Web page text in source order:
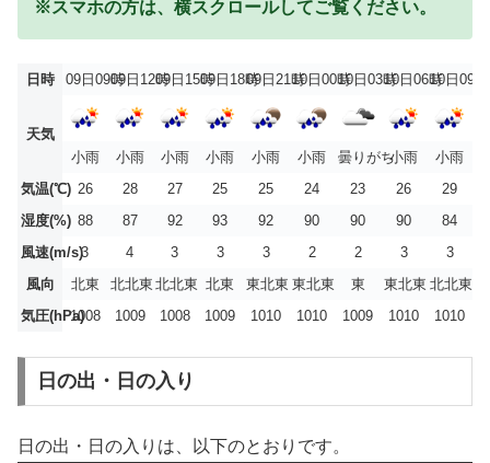
※スマホの方は、横スクロールしてご覧ください。
日時 09日09時09日12時09日15時09日18時09日21時10日00時10日03時10日06時10日09時
天気
小雨
小雨 小雨 小雨 小雨 小雨 曇りがち小雨
小雨
気温(℃) 26 28 27 25 25 24 23 26
29
湿度(%) 88 87 92 93 92 90 90 90
84
風速(m/s)3 4 3 3 3 2 2 3
3
風向
北東 北北東 北北東 北東 東北東 東北東 東 東北東 北北東
気圧(hPa)1008 1009 1008 1009 1010 1010 1009 1010 1010
日の出・日の入り
日の出・日の入りは、以下のとおりです。